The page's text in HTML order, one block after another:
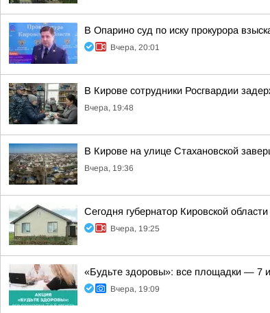
В Опарино суд по иску прокурора
Вчера, 20:01
В Кирове сотрудники Росгвардии
Вчера, 19:48
В Кирове на улице Стахановской
Вчера, 19:36
Сегодня губернатор Кировской
Вчера, 19:25
«Будьте здоровы»: все площадки — 7 и
Вчера, 19:09